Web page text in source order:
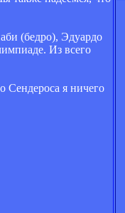
(бедро), Эдуардо
Из всего
Сендероса я ничего